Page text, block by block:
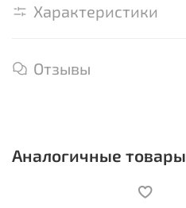
Характеристики
Отзывы
Аналогичные товары